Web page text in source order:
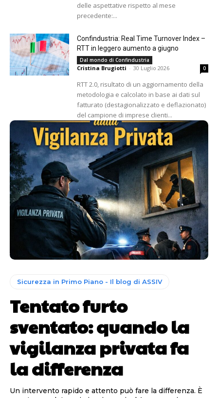
delle aspettative rispetto al mese
precedente:...
Confindustria: Real Time Turnover Index –
RTT in leggero aumento a giugno
Dal mondo di Confindustria
Cristina Brugiotti - 30 Luglio 2026 0
RTT 2.0, risultato di un aggiornamento della
metodologia e calcolato in base ai dati sul
fatturato (destagionalizzato e deflazionato)
del campione di imprese clienti...
Sicurezza in Primo Piano - Il blog di ASSIV
Tentato furto
sventato: quando la
vigilanza privata fa
la differenza
Un intervento rapido e attento può fare la differenza. È